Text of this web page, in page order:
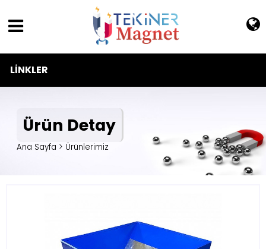
LINKLER
Ürün Detay
Ana Sayfa > Ürünlerimiz